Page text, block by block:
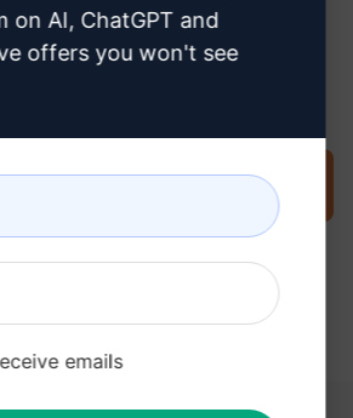
的 ChatGPT 中使用提示
ChatGPT 上尝试提示
on AI, ChatGPT and
offers you won't see
emails